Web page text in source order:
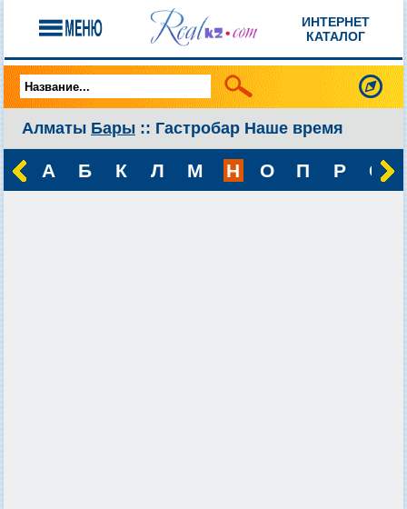
ИНТЕРНЕТ
КАТАЛОГ
Алматы Бары :: Гастробар Наше время
А Б К Л М Н О П Р С